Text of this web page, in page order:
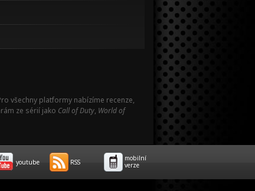
všechny platformy nabízíme recenze,
ze sérií jako Call of Duty, World of
youtube RSS
mobilní
verze